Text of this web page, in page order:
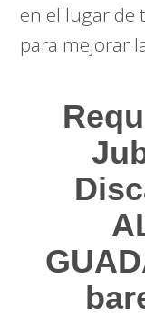
en el lugar de
para mejorar